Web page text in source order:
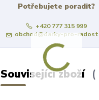
Potřebujete poradit?
+420 777 315 999
obchod@darky-pro-
Související zboží